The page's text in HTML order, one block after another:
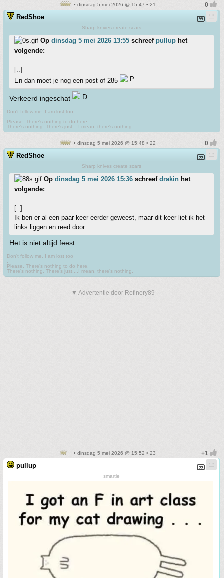
• dinsdag 5 mei 2026 @ 15:47 • 21
RedShoe
Sharp knives create scars
Op dinsdag 5 mei 2026 13:55 schreef pullup het
volgende:
[..]
En dan moet je nog een post of 285
Verkeerd ingeschat
Don't follow me. I am lost too
Please. There's nothing to do here.
There's nothing. There's just....I mean, there's nothing.
• dinsdag 5 mei 2026 @ 15:48 • 22
RedShoe
Sharp knives create scars
Op dinsdag 5 mei 2026 15:36 schreef drakin het
volgende:
[..]
Ik ben er al een paar keer eerder geweest, maar dit keer liet ik het
links liggen en reed door
Het is niet altijd feest.
Don't follow me. I am lost too
Please. There's nothing to do here.
There's nothing. There's just....I mean, there's nothing.
▼ Advertentie door Refinery89
• dinsdag 5 mei 2026 @ 15:52 • 23
pullup
smartie